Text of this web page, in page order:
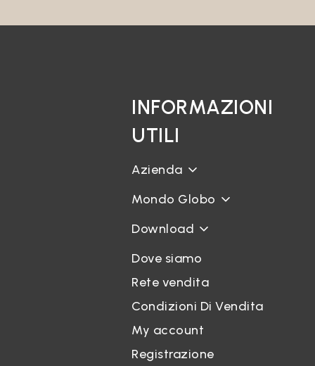
INFORMAZIONI
UTILI
Azienda
Mondo Globo
Download
Dove siamo
Rete vendita
Condizioni Di Vendita
My account
Registrazione